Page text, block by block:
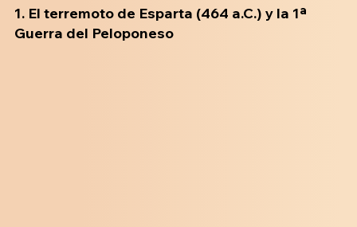
1. El terremoto de Esparta (464 a.C.) y la 1ª
Guerra del Peloponeso